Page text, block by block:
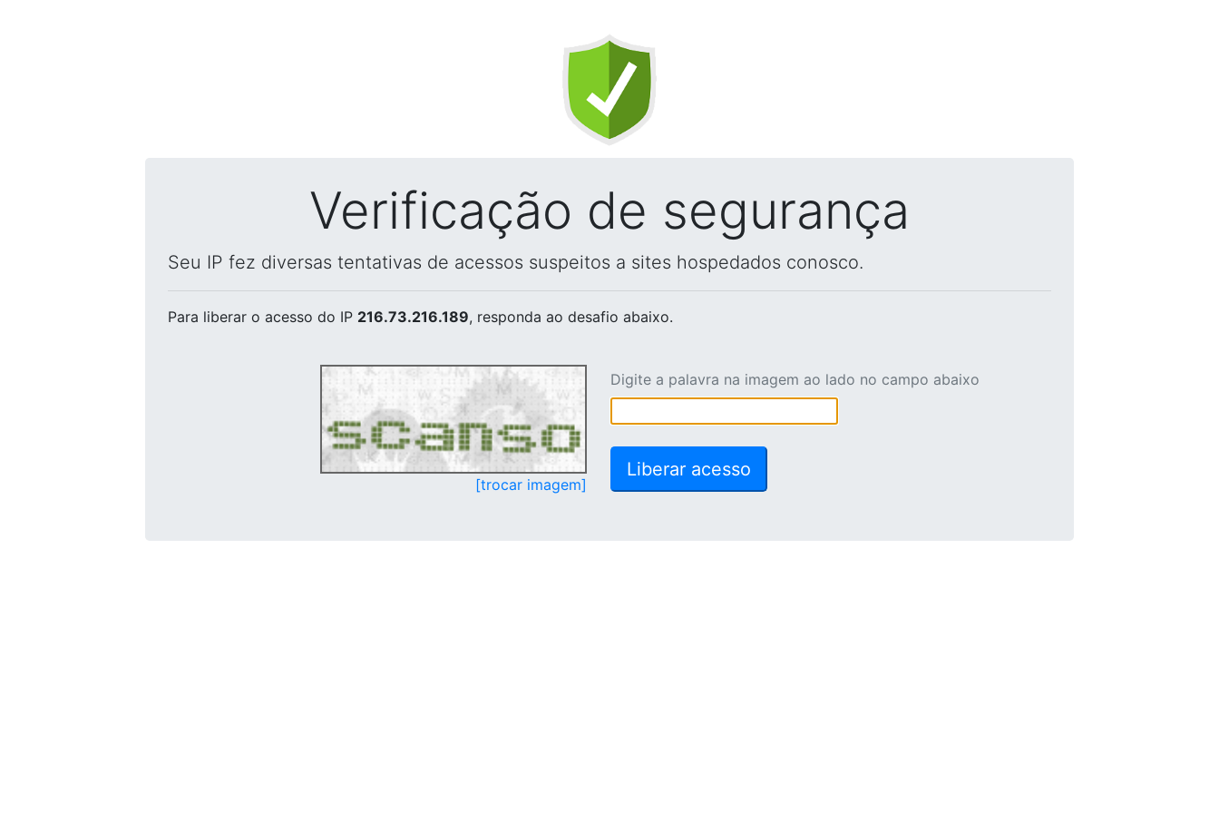
Verificação de segurança
Seu IP fez diversas tentativas de acessos suspeitos a sites hospedados conosco.
Para liberar o acesso do IP 216.73.216.189, responda ao desafio abaixo.
[trocar imagem]
Digite a palavra na imagem ao lado no campo abaixo